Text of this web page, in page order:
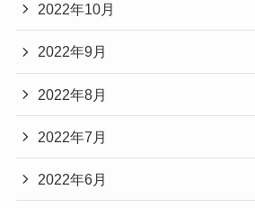
2022年10月
2022年9月
2022年8月
2022年7月
2022年6月